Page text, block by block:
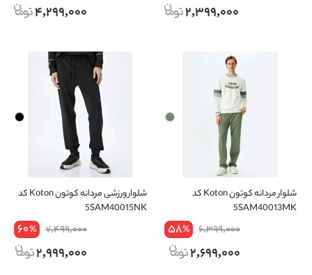
2,399,000
4,299,000
شلوار مردانه کوتون Koton کد
5SAM40013MK
6,399,000
58%
2,699,000
شلوار ورزشی مردانه کوتون Koton کد
5SAM40015NK
7,499,000
60%
2,999,000